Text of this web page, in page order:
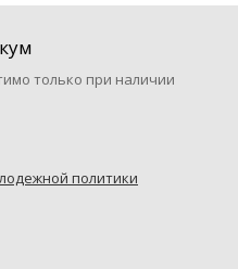
только при наличии
политики